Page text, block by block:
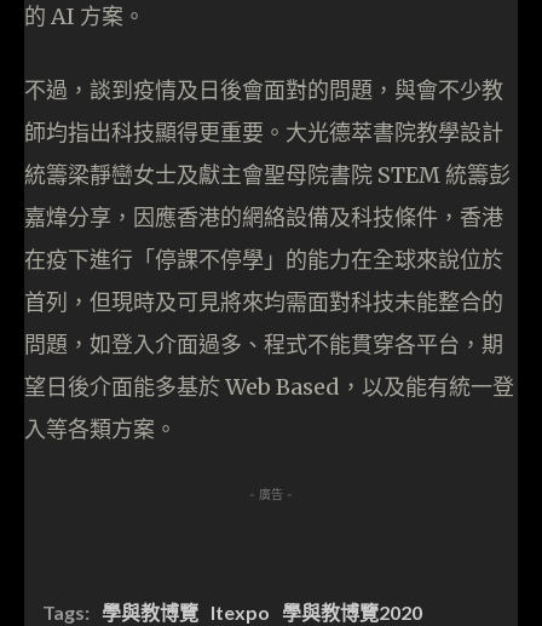
的 AI 方案。
不過，談到疫情及日後會面對的問題，與會不少教
師均指出科技顯得更重要。大光德萃書院教學設計
統籌梁靜巒女士及獻主會聖母院書院 STEM 統籌彭
嘉煒分享，因應香港的網絡設備及科技條件，香港
在疫下進行「停課不停學」的能力在全球來說位於
首列，但現時及可見將來均需面對科技未能整合的
問題，如登入介面過多、程式不能貫穿各平台，期
望日後介面能多基於 Web Based，以及能有統一登
入等各類方案。
- 廣告 -
Tags: 學與教博覽 ltexpo 學與教博覽2020